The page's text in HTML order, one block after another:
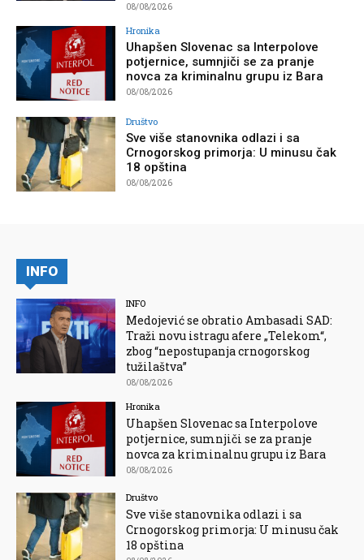
08/08/2026
Hronika
Uhapšen Slovenac sa Interpolove
potjernice, sumnjiči se za pranje
novca za kriminalnu grupu iz Bara
08/08/2026
Društvo
Sve više stanovnika odlazi i sa
Crnogorskog primorja: U minusu čak
18 opština
08/08/2026
INFO
INFO
Medojević se obratio Ambasadi SAD:
Traži novu istragu afere „Telekom“,
zbog “nepostupanja crnogorskog
tužilaštva”
08/08/2026
Hronika
Uhapšen Slovenac sa Interpolove
potjernice, sumnjiči se za pranje
novca za kriminalnu grupu iz Bara
08/08/2026
Društvo
Sve više stanovnika odlazi i sa
Crnogorskog primorja: U minusu čak
18 opština